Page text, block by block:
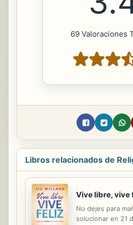
69 Valoraciones
Libros relacionados de
Vive libre, vive
No dejes para
solucionar en 21